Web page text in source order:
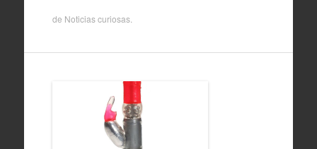
de Noticias curiosas.